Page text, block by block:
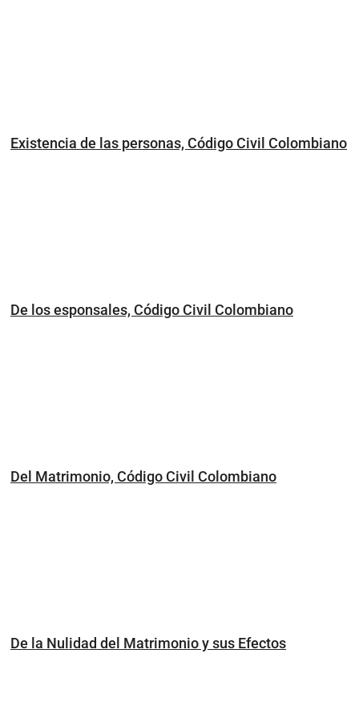
Existencia de las personas, Código Civil Colombiano
De los esponsales, Código Civil Colombiano
Del Matrimonio, Código Civil Colombiano
De la Nulidad del Matrimonio y sus Efectos